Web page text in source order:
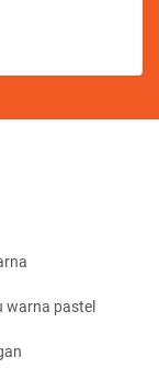
warna pastel